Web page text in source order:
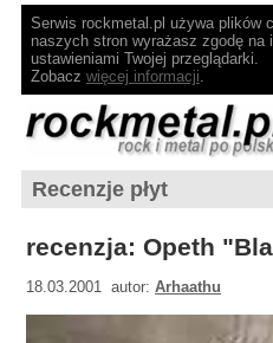
Serwis rockmetal.pl używa plików
naszych stron wyrażasz zgodę na
ustawieniami Twojej przeglądarki.
Zobacz więcej informacji.
Recenzje płyt
recenzja: Opeth
18.03.2001 autor:Arhaathu